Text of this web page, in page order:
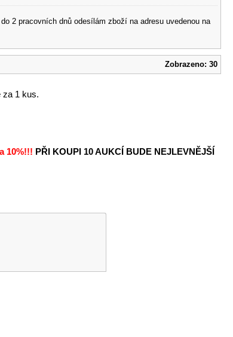
2 pracovních dnů odesílám zboží na adresu uvedenou na
Zobrazeno: 30
za 1 kus.
10%!!! PŘI KOUPI 10 AUKCÍ BUDE NEJLEVNĚJŠÍ